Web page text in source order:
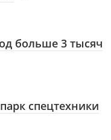
больше 3 тысяч
спецтехники